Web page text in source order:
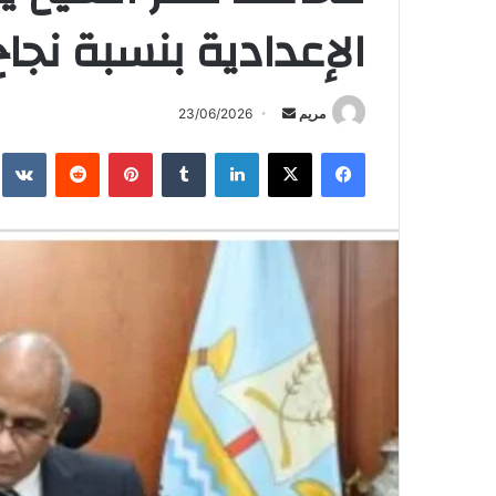
الإعدادية بنسبة نجاح
مريم
أرسل 23/06/2026
فيسبوك X لينكدإن بينتيريست